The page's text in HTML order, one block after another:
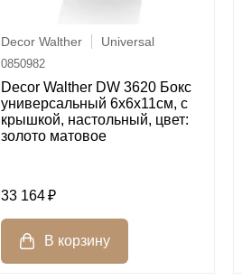
Decor Walther Universal
0850982
Decor Walther DW 3620 Бокс
универсальный 6x6x11см, с
крышкой, настольный, цвет:
золото матовое
33 164